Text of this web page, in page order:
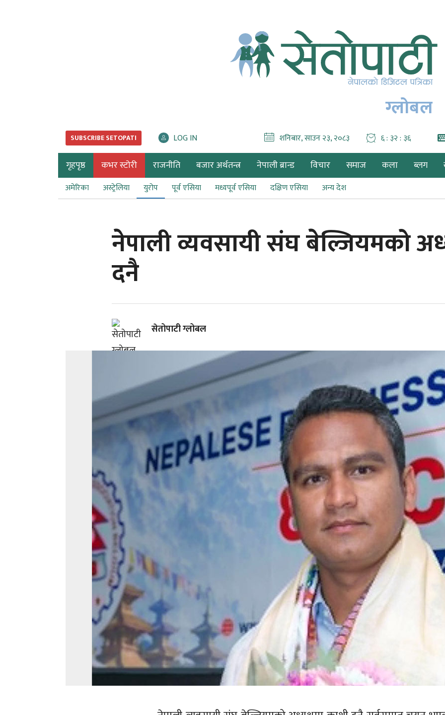
ग्लोबल
SUBSCRIBE SETOPATI LOG IN शनिबार, साउन २३, २०८३ ६ : ३२ : ३८
गृहपृष्ठ कभर स्टोरी राजनीति बजार अर्थतन्त्र नेपाली ब्रान्ड विचार समाज कला ब्लग
अमेरिका अस्ट्रेलिया युरोप पूर्व एसिया मध्यपूर्व एसिया दक्षिण एसिया अन्य देश
नेपाली व्यवसायी संघ बेल्जियमको
दनै
सेतोपाटी ग्लोबल